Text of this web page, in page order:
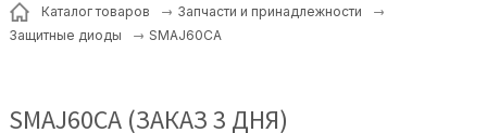
Каталог товаров
Запчасти и принадлежности
Защитные диоды
SMAJ60CA
SMAJ60CA (ЗАКАЗ 3 ДНЯ)